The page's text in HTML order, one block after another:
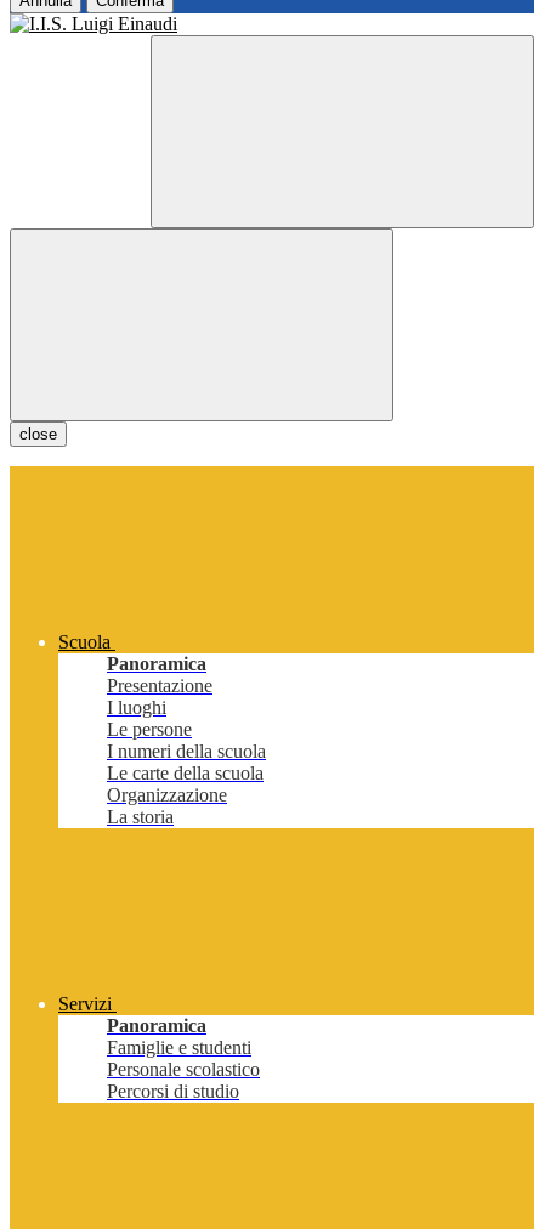
close
Scuola
Panoramica
Presentazione
I luoghi
Le persone
I numeri della scuola
Le carte della scuola
Organizzazione
La storia
Servizi
Panoramica
Famiglie e studenti
Personale scolastico
Percorsi di studio